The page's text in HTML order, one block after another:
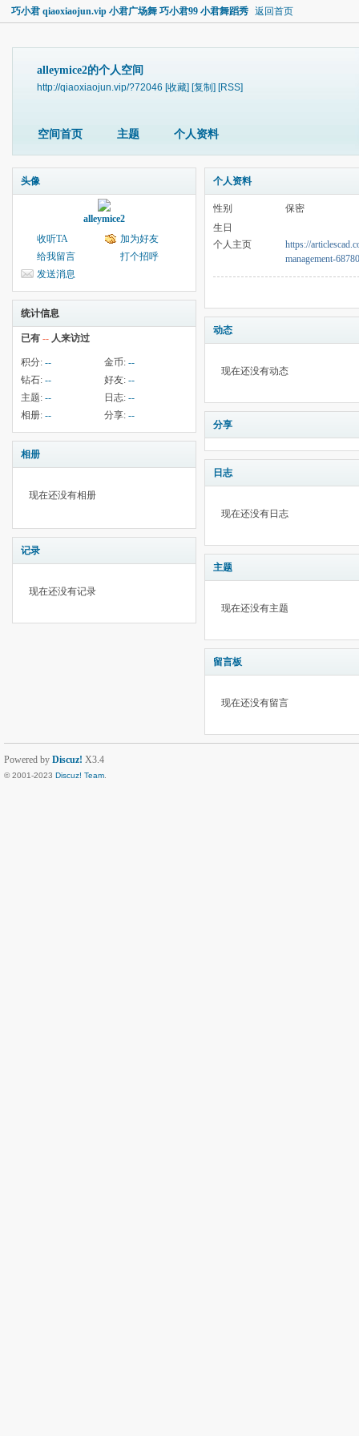
巧小君 qiaoxiaojun.vip 小君广场舞 巧小君99 小君舞蹈秀 返回首页
alleymice2的个人空间
http://qiaoxiaojun.vip/?72046 [收藏] [复制] [RSS]
空间首页 主题 个人资料
头像
alleymice2
收听TA
加为好友
给我留言
打个招呼
发送消息
统计信息
已有 -- 人来访过
积分: -- 金币: --
钻石: -- 好友: --
主题: -- 日志: --
相册: -- 分享: --
相册
现在还没有相册
记录
现在还没有记录
个人资料
性别
保密
生日
个人主页
https://
management-
动态
现在还没有动态
分享
日志
现在还没有日志
主题
现在还没有主题
留言板
现在还没有留言
Powered by Discuz! X3.4
© 2001-2023 Discuz! Team